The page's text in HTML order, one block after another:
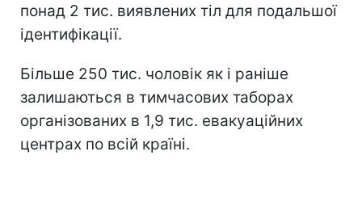
понад 2 тис. виявлених тіл для подальшої
ідентифікації.
Більше 250 тис. чоловік як і раніше
залишаються в тимчасових таборах
організованих в 1,9 тис. евакуаційних
центрах по всій країні.